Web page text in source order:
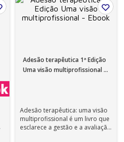
Adesão terapêutica 1ª Edição
Uma visão multiprofissional -
Adesão terapêutica: uma visão
multiprofissional é um livro que
esclarece a gestão e a avaliação